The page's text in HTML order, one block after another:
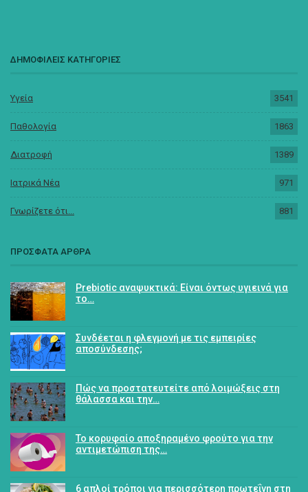
ΔΗΜΟΦΙΛΕΙΣ ΚΑΤΗΓΟΡΙΕΣ
Υγεία 3541
Παθολογία 1863
Διατροφή 1389
Ιατρικά Νέα 971
Γνωρίζετε ότι... 881
ΠΡΟΣΦΑΤΑ ΑΡΘΡΑ
Prebiotic αναψυκτικά: Είναι όντως υγιεινά για
το…
Συνδέεται η φλεγμονή με τις εμπειρίες
αποσύνδεσης;
Πώς να προστατευτείτε από λοιμώξεις στη
θάλασσα και την…
Το κορυφαίο αποξηραμένο φρούτο για την
αντιμετώπιση της…
6 απλοί τρόποι για περισσότερη πρωτεΐνη στη